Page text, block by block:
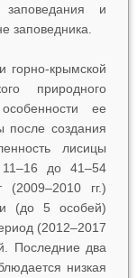
заповедания и
заповедника.
горно-крымской
природного
ее
после создания
лисицы
до 41–54
гг.)
(до 5 особей)
(2012–2017
Последние два
низкая